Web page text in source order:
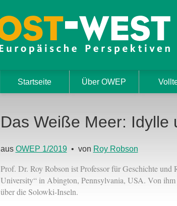
Startseite Über OWEP
Das Weiße Meer: Idylle
aus OWEP 1/2019• von Roy Robson
Prof. Dr. Roy Robson ist Professor für Geschichte und
University“ in Abington, Pennsylvania, USA. Von ihm
über die Solowki-Inseln.